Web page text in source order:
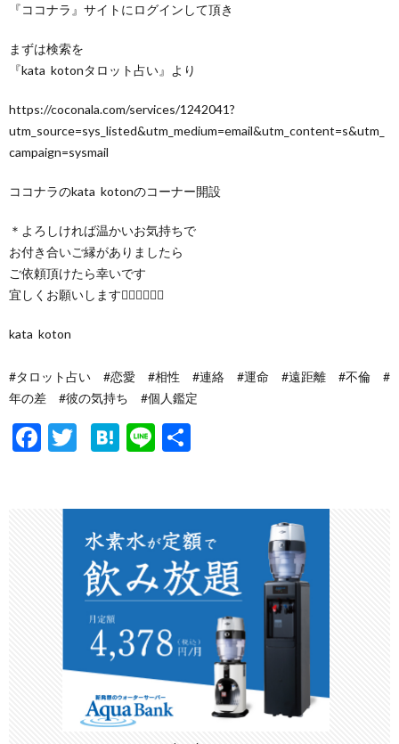
『ココナラ』サイトにログインして頂き
まずは検索を
『kata kotonタロット占い』より
https://coconala.com/services/1242041?
utm_source=sys_listed&utm_medium=email&utm_content=s&utm_
campaign=sysmail
ココナラのkata kotonのコーナー開設
＊よろしければ温かいお気持ちで
お付き合いご縁がありましたら
ご依頼頂けたら幸いです
宜しくお願いします🙇‍♀️🙇‍♀️🙇‍♀️
kata koton
#タロット占い #恋愛 #相性 #連絡 #運命 #遠距離 #不倫 #
年の差 #彼の気持ち #個人鑑定
F
T
H
a
Li